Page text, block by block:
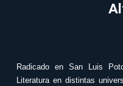
Radicado en San Luis
Literatura en distintas